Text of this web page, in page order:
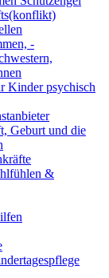
-
Kinder psychisch
Geburt und die
&